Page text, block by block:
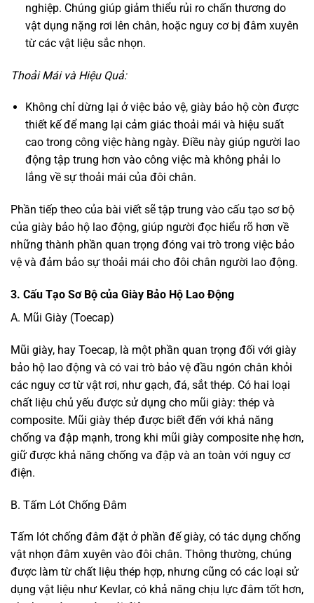
nghiệp. Chúng giúp giảm thiểu rủi ro chấn thương do
vật dụng nặng rơi lên chân, hoặc nguy cơ bị đâm xuyên
từ các vật liệu sắc nhọn.
Thoải Mái và Hiệu Quả:
Không chỉ dừng lại ở việc bảo vệ, giày bảo hộ còn được
thiết kế để mang lại cảm giác thoải mái và hiệu suất
cao trong công việc hàng ngày. Điều này giúp người lao
động tập trung hơn vào công việc mà không phải lo
lắng về sự thoải mái của đôi chân.
Phần tiếp theo của bài viết sẽ tập trung vào cấu tạo sơ bộ
của giày bảo hộ lao động, giúp người đọc hiểu rõ hơn về
những thành phần quan trọng đóng vai trò trong việc bảo
vệ và đảm bảo sự thoải mái cho đôi chân người lao động.
3. Cấu Tạo Sơ Bộ của Giày Bảo Hộ Lao Động
A. Mũi Giày (Toecap)
Mũi giày, hay Toecap, là một phần quan trọng đối với giày
bảo hộ lao động và có vai trò bảo vệ đầu ngón chân khỏi
các nguy cơ từ vật rơi, như gạch, đá, sắt thép. Có hai loại
chất liệu chủ yếu được sử dụng cho mũi giày: thép và
composite. Mũi giày thép được biết đến với khả năng
chống va đập mạnh, trong khi mũi giày composite nhẹ hơn,
giữ được khả năng chống va đập và an toàn với nguy cơ
điện.
B. Tấm Lót Chống Đâm
Tấm lót chống đâm đặt ở phần đế giày, có tác dụng chống
vật nhọn đâm xuyên vào đôi chân. Thông thường, chúng
được làm từ chất liệu thép hợp, nhưng cũng có các loại sử
dụng vật liệu như Kevlar, có khả năng chịu lực đâm tốt hơn,